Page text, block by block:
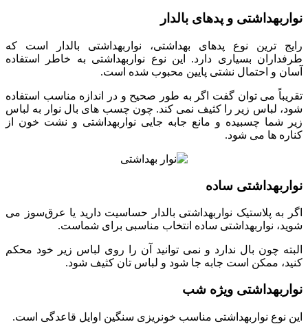
نواربهداشتی و پدهای بالدار
رایج ‌ترین نوع پدهای بهداشتی، نواربهداشتی بالدار است که
طرفداران بسیاری دارد. این نوع نواربهداشتی به‌ خاطر استفاده
آسان و احتمال نشتی پایین محبوب شده است.
تقریباً می‌ توان گفت اگر به ‌طور صحیح و در اندازه مناسب استفاده
شود، لباس زیر را کثیف نمی ‌کند. چون چسب‌ های بال نوار به لباس
زیر شما چسبیده و مانع جابه ‌جایی نواربهداشتی و نشت خون از
کناره‌ ها می ‌شود.
نواربهداشتی ساده
اگر به پلاستیک نواربهداشتی بالدار حساسیت دارید یا عرق‌سوز می‌
شوید، نواربهداشتی ساده انتخاب مناسبی برای شماست.
البته چون بال ندارد و نمی ‌توانید آن را روی لباس زیر خود محکم
کنید، ممکن است جابه ‌جا شود و لباس ‌تان کثیف شود.
نواربهداشتی ویژه شب
این نوع نواربهداشتی مناسب خونریزی سنگین اوایل قاعدگی است.